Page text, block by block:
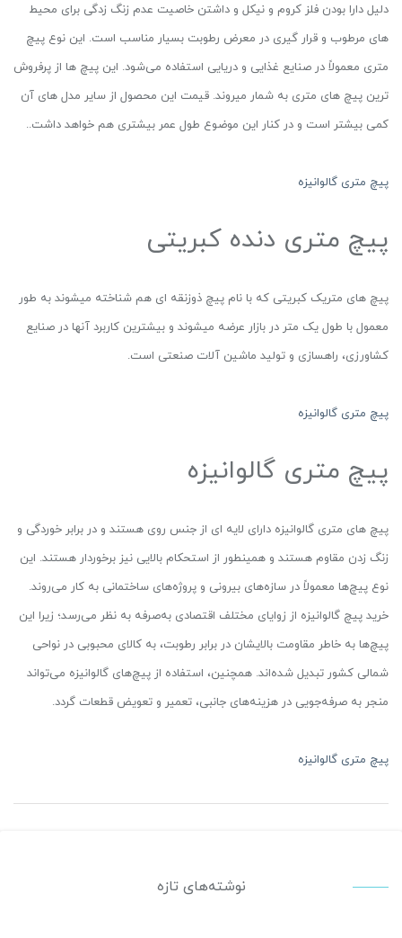
دلیل دارا بودن فلز کروم و نیکل و داشتن خاصیت عدم زنگ زدگی برای محیط
های مرطوب و قرار گیری در معرض رطوبت بسیار مناسب است. این نوع پیچ
متری معمولاً در صنایع غذایی و دریایی استفاده می‌شود. این پیچ ها از پرفروش
ترین پیچ های متری به شمار میروند. قیمت این محصول از سایر مدل های آن
کمی بیشتر است و در کنار این موضوع طول عمر بیشتری هم خواهد داشت..
پیچ متری گالوانیزه
پیچ متری دنده کبریتی
پیچ های متریک کبریتی که با نام پیچ ذوزنقه ای هم شناخته میشوند به طور
معمول با طول یک متر در بازار عرضه میشوند و بیشترین کاربرد آنها در صنایع
کشاورزی، راهسازی و تولید ماشین آلات صنعتی است.
پیچ متری گالوانیزه
پیچ متری گالوانیزه
پیچ های متری گالوانیزه دارای لایه ای از جنس روی هستند و در برابر خوردگی و
زنگ زدن مقاوم هستند و همینطور از استحکام بالایی نیز برخوردار هستند. این
نوع پیچ‌ها معمولاً در سازه‌های بیرونی و پروژه‌های ساختمانی به کار می‌روند.
خرید پیچ گالوانیزه از زوایای مختلف اقتصادی به‌صرفه به نظر می‌رسد؛ زیرا این
پیچ‌ها به خاطر مقاومت بالایشان در برابر رطوبت، به کالای محبوبی در نواحی
شمالی کشور تبدیل شده‌اند. همچنین، استفاده از پیچ‌های گالوانیزه می‌تواند
منجر به صرفه‌جویی در هزینه‌های جانبی، تعمیر و تعویض قطعات گردد.
پیچ متری گالوانیزه
نوشته‌های تازه